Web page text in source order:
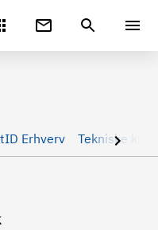
Erhverv Tekniske krav